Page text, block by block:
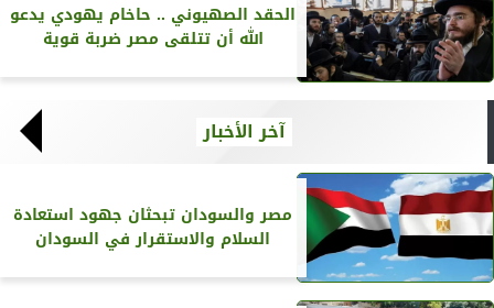
الحقد الصهيوني .. حاخام يهودي يدعو
الله أن تتلقى مصر ضربة قوية
آخر الأخبار
مصر والسودان تبحثان جهود استعادة
السلام والاستقرار في السودان